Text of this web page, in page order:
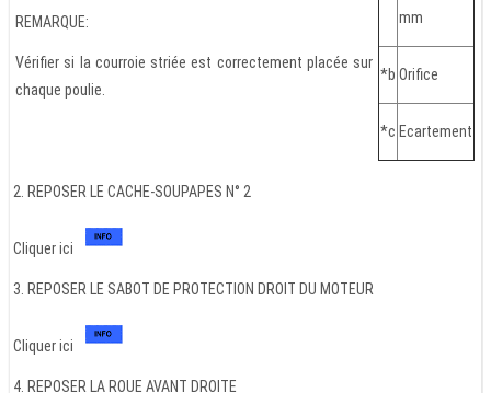
REMARQUE:
Vérifier si la courroie striée est correctement placée sur
chaque poulie.
mm
*b Orifice
*c Ecartement
2. REPOSER LE CACHE-SOUPAPES N° 2
Cliquer ici
3. REPOSER LE SABOT DE PROTECTION DROIT DU MOTEUR
Cliquer ici
4. REPOSER LA ROUE AVANT DROITE